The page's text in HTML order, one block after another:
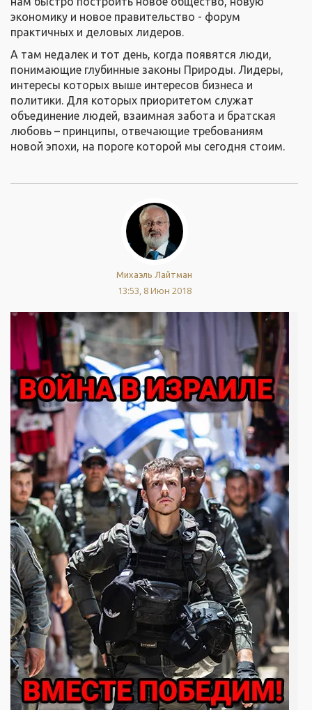
экономику и новое правительство - форум
практичных и деловых лидеров.
А там недалек и тот день, когда появятся люди,
понимающие глубинные законы Природы. Лидеры,
интересы которых выше интересов бизнеса и
политики. Для которых приоритетом служат
объединение людей, взаимная забота и братская
любовь – принципы, отвечающие требованиям
новой эпохи, на пороге которой мы сегодня стоим.
Михаэль Лайтман
13:53, 8 Июн 2018